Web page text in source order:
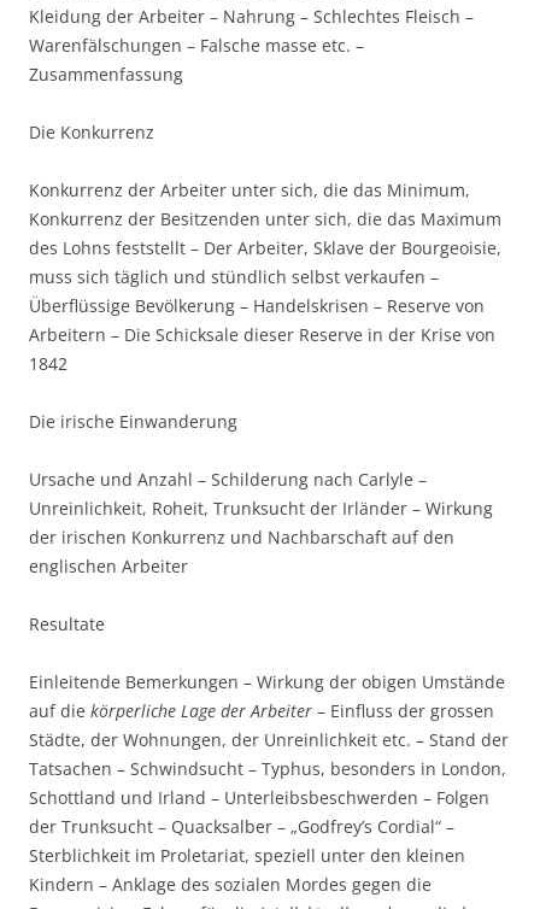
Kleidung der Arbeiter – Nahrung – Schlechtes Fleisch –
Warenfälschungen – Falsche masse etc. –
Zusammenfassung
Die Konkurrenz
Konkurrenz der Arbeiter unter sich, die das Minimum,
Konkurrenz der Besitzenden unter sich, die das Maximum
des Lohns feststellt – Der Arbeiter, Sklave der Bourgeoisie,
muss sich täglich und stündlich selbst verkaufen –
Überflüssige Bevölkerung – Handelskrisen – Reserve von
Arbeitern – Die Schicksale dieser Reserve in der Krise von
1842
Die irische Einwanderung
Ursache und Anzahl – Schilderung nach Carlyle –
Unreinlichkeit, Roheit, Trunksucht der Irländer – Wirkung
der irischen Konkurrenz und Nachbarschaft auf den
englischen Arbeiter
Resultate
Einleitende Bemerkungen – Wirkung der obigen Umstände
auf die körperliche Lage der Arbeiter – Einfluss der grossen
Städte, der Wohnungen, der Unreinlichkeit etc. – Stand der
Tatsachen – Schwindsucht – Typhus, besonders in London,
Schottland und Irland – Unterleibsbeschwerden – Folgen
der Trunksucht – Quacksalber – „Godfrey’s Cordial“ –
Sterblichkeit im Proletariat, speziell unter den kleinen
Kindern – Anklage des sozialen Mordes gegen die